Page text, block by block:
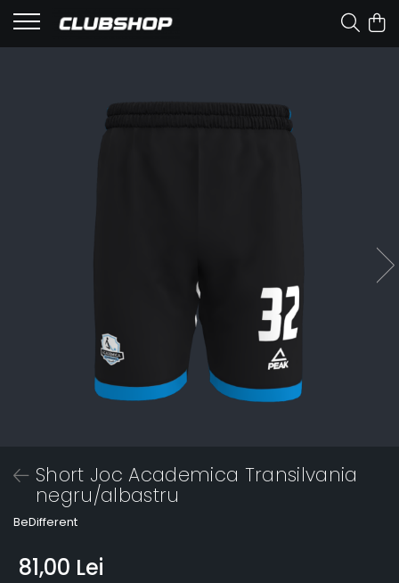
Short Joc Academica Transilvania
negru/albastru
BeDifferent
81,00 Lei